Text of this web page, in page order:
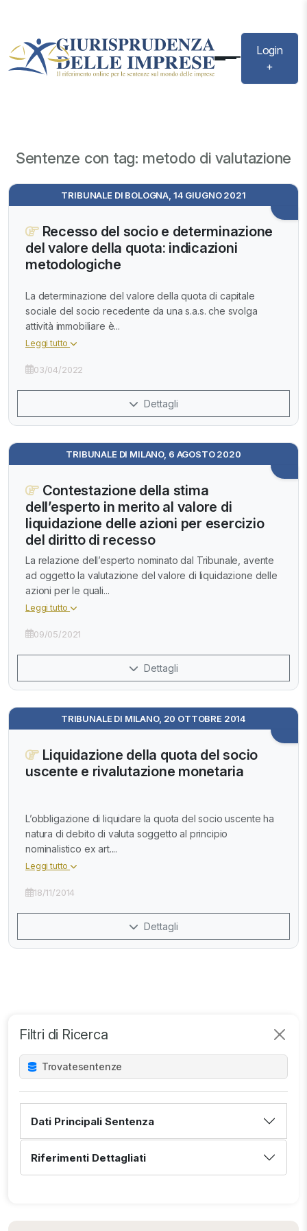
Login
+
Sentenze con tag: metodo di valutazione
Filtri di Ricerca
Trovatesentenze
Dati Principali Sentenza
Riferimenti Dettagliati
TRIBUNALE DI BOLOGNA, 14 GIUGNO 2021
Recesso del socio e determinazione
del valore della quota: indicazioni
metodologiche
La determinazione del valore della quota di capitale
sociale del socio recedente da una s.a.s. che svolga
attività immobiliare è...
Leggi tutto
03/04/2022
Dettagli
TRIBUNALE DI MILANO, 6 AGOSTO 2020
Contestazione della stima
dell’esperto in merito al valore di
liquidazione delle azioni per esercizio
del diritto di recesso
La relazione dell’esperto nominato dal Tribunale, avente
ad oggetto la valutazione del valore di liquidazione delle
azioni per le quali...
Leggi tutto
09/05/2021
Dettagli
TRIBUNALE DI MILANO, 20 OTTOBRE 2014
Liquidazione della quota del socio
uscente e rivalutazione monetaria
L’obbligazione di liquidare la quota del socio uscente ha
natura di debito di valuta soggetto al principio
nominalistico ex art....
Leggi tutto
18/11/2014
Dettagli